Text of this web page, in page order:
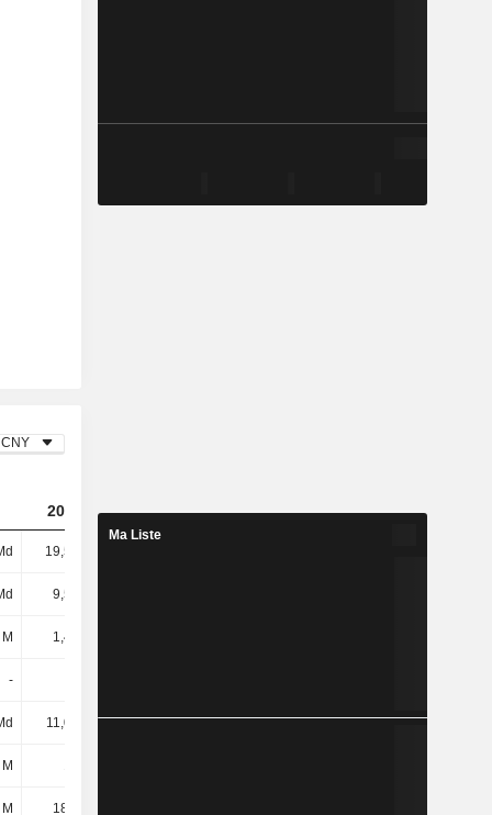
CNY
2023 2024 2025
19,53 Md
9,57 Md
1,43 Md
-
11,01 Md 10,09 Md 10,52 Md
18,61 M
Ma Liste